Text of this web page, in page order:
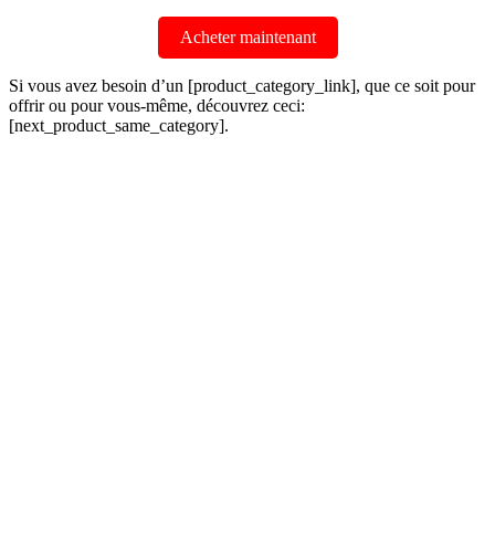
Acheter maintenant
Si vous avez besoin d’un [product_category_link], que ce soit pour
offrir ou pour vous-même, découvrez ceci:
[next_product_same_category].